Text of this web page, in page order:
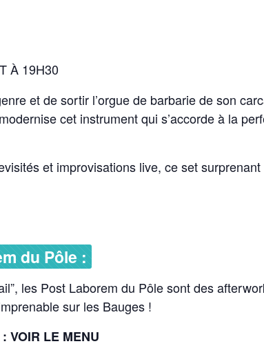
À 19H30
et de sortir l’orgue de barbarie de son
cet instrument qui s’accorde à la
et improvisations live, ce set
du Pôle :
les Post Laborem du Pôle sont des
sur les Bauges !
VOIR LE MENU